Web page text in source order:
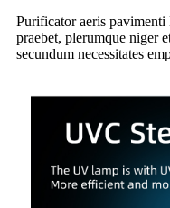
Purificator aeris
praebet, plerumque niger
secundum necessitates